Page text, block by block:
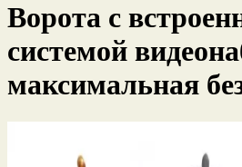
Ворота с
системой
максимальная